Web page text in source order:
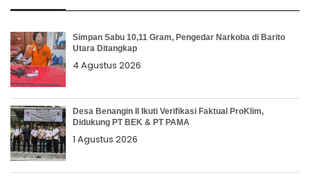
Simpan Sabu 10,11 Gram, Pengedar Narkoba di Barito
Utara Ditangkap
4 Agustus 2026
Desa Benangin II Ikuti Verifikasi Faktual ProKlim,
Didukung PT BEK & PT PAMA
1 Agustus 2026